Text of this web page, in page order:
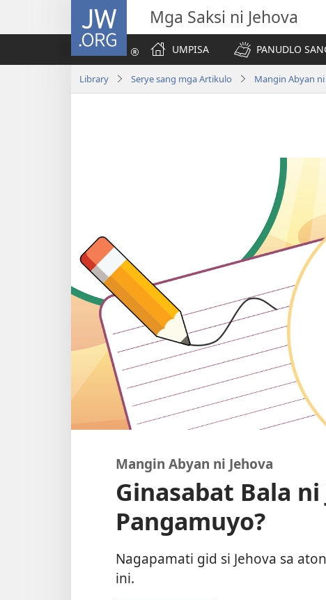
JW.ORG Mga Saksi ni Jehova
UMPISA
PANUDLO
Library Serye sang mga Artikulo Mangin Abyan
Mangin Abyan ni Jehova
Ginasabat Bala
Pangamuyo?
Nagapamati gid si Jehova sa
ini.